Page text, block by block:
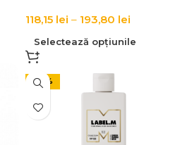
118,15 lei – 193,80 lei
Selectează opțiunile
-20%